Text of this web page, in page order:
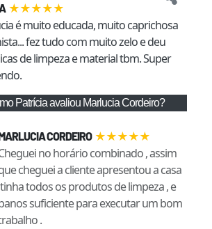
★★★★★
é muito educada, muito caprichosa
fez tudo com muito zelo e deu
de limpeza e material tbm. Super
Patríciaavaliou Marlucia Cordeiro?
CORDEIRO ★★★★★
no horário combinado , assim
cheguei a cliente apresentou a casa
todos os produtos de limpeza , e
suficiente para executar um bom
.